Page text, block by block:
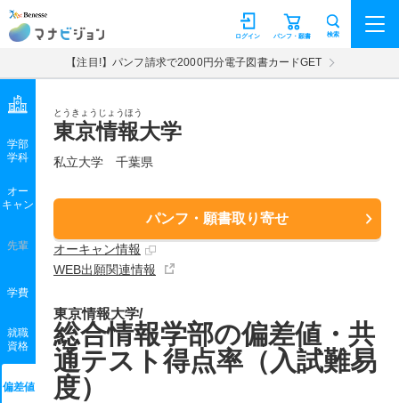
マナビジョン パンフ・願書
ログイン 検索
【注目!】パンフ請求で2000円分電子図書カードGET
とうきょうじょうほう
東京情報大学
私立大学 千葉県
パンフ・願書取り寄せ
オーキャン情報
WEB出願関連情報
学部
学科
オー
キャン
先輩
学費
就職
資格
偏差値
東京情報大学/
総合情報学部の偏差値・共
通テスト得点率（入試難易
度）